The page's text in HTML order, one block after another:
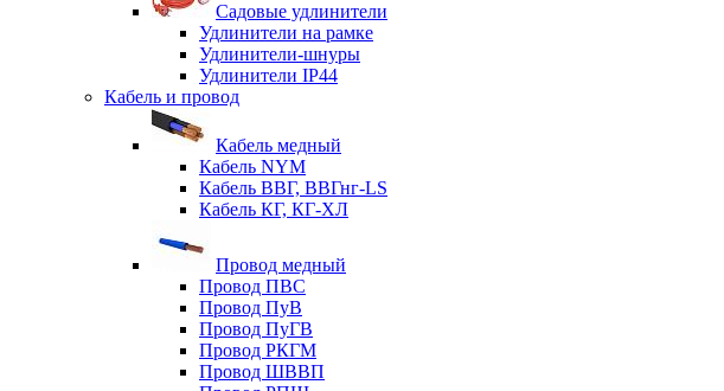
Садовые удлинители
Удлинители на рамке
Удлинители-шнуры
Удлинители IP44
Кабель и провод
Кабель медный
Кабель NYM
Кабель ВВГ, ВВГнг-LS
Кабель КГ, КГ-ХЛ
Провод медный
Провод ПВС
Провод ПуВ
Провод ПуГВ
Провод РКГМ
Провод ШВВП